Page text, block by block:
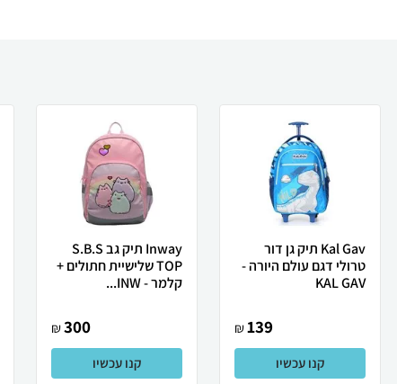
Kal Gav תיק גן דור
טרולי דגם עולם היורה -
KAL GAV
139
₪
קנו עכשיו
Inway תיק גב S.B.S
TOP שלישיית חתולים +
קלמר - INW...
300
₪
קנו עכשיו